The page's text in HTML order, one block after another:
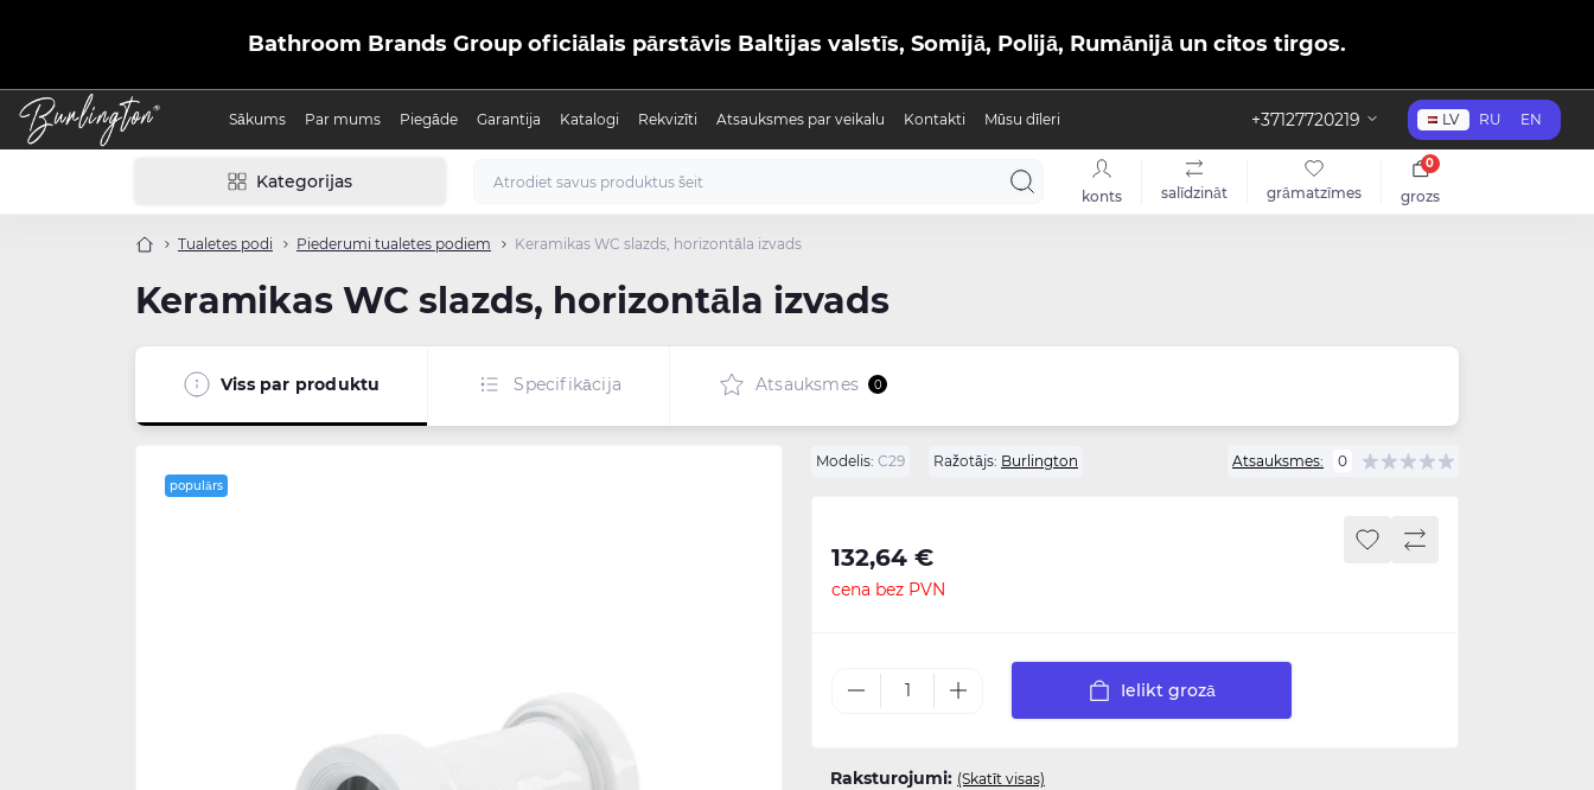
Bathroom Brands Group oficiālais pārstāvis Baltijas valstīs, Somijā, Polijā, Rumānijā un citos tirgos.
Sākums Par mums Piegāde Garantija Katalogi Rekvizīti Atsauksmes par veikalu Kontakti Mūsu dīleri +37127720219 LV RU EN
Kategorijas
konts salīdzināt grāmatzīmes grozs
0
Tualetes podi Piederumi tualetes podiem Keramikas WC slazds, horizontāla izvads
Keramikas WC slazds, horizontāla izvads
Viss par produktu Specifikācija Atsauksmes 0
populārs
Modelis: C29 Ražotājs: Burlington Atsauksmes: 0
132,64 €
cena bez PVN
Ielikt grozā
Raksturojumi: (Skatīt visas)